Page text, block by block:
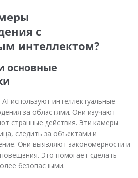
с
интеллектом?
основные
используют интеллектуальные
за областями. Они изучают
странные действия. Эти камеры
следить за объектами и
Они выявляют закономерности и
Это помогает сделать
безопасными.